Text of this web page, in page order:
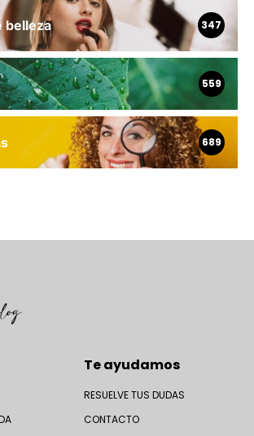
belleza 347
559
689
Te ayudamos
RESUELVE TUS DUDAS
CONTACTO